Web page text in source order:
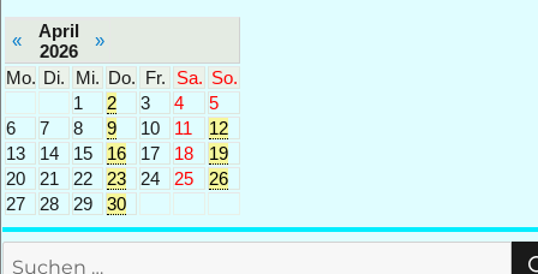
«
April
2026
»
Mo. Di. Mi. Do. Fr. Sa. So.
1
2 3 4
5
6
7 8 9 10 11
12
13
14 15 16 17 18
19
20
21 22 23 24 25
26
27
28 29 30
Suchen